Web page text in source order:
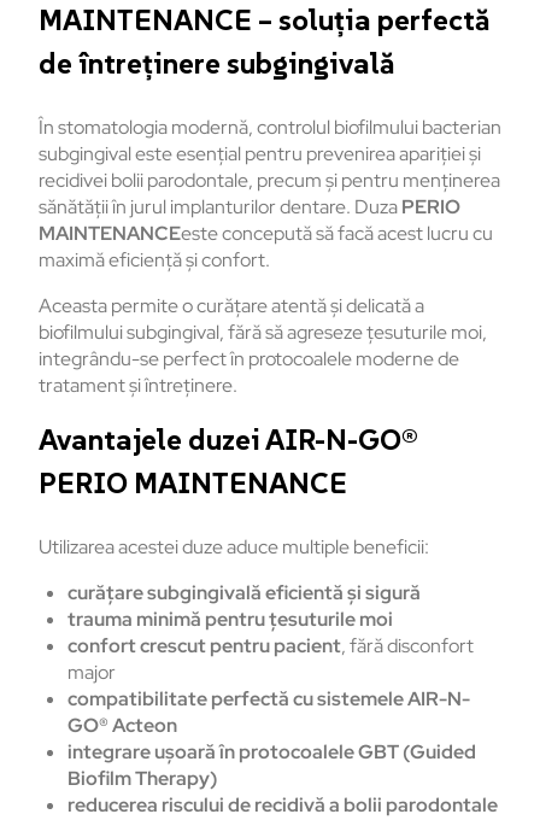
MAINTENANCE – soluția perfectă
de întreținere subgingivală
În stomatologia modernă, controlul biofilmului bacterian
subgingival este esențial pentru prevenirea apariției și
recidivei bolii parodontale, precum și pentru menținerea
sănătății în jurul implanturilor dentare. DuzaPERIO
MAINTENANCEeste concepută să facă acest lucru cu
maximă eficiență și confort.
Aceasta permite o curățare atentă și delicată a
biofilmului subgingival, fără să agreseze țesuturile moi,
integrându-se perfect în protocoalele moderne de
tratament și întreținere.
Avantajele duzei AIR-N-GO®
PERIO MAINTENANCE
Utilizarea acestei duze aduce multiple beneficii:
curățare subgingivală eficientă și sigură
trauma minimă pentru țesuturile moi
confort crescut pentru pacient, fără disconfort
major
compatibilitate perfectă cu sistemele AIR-N-
GO® Acteon
integrare ușoară în protocoalele GBT (Guided
Biofilm Therapy)
reducerea riscului de recidivă a bolii parodontale